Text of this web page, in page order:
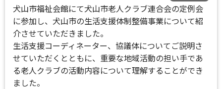
犬山市福祉会館にて犬山市老人クラブ連合会の定例会
に参加し、犬山市の生活支援体制整備事業について紹
介させていただきました。
生活支援コーディネーター、協議体についてご説明さ
せていただくとともに、重要な地域活動の担い手であ
る老人クラブの活動内容について理解することができ
ました。